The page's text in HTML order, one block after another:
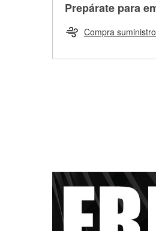
Prepárate para
Compra